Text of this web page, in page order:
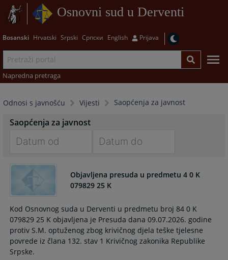
Osnovni sud u Derventi
Bosanski Hrvatski Srpski Српски English Prijava
Napredna pretraga
Odnosi s javnošću Vijesti Saopćenja za javnost
Saopćenja za javnost
forward
interact
the
calendar
and
select
forward
to
the
calendar
and
Objavljena presuda u predmetu 4 0 K
079829 25 K
Kod Osnovnog suda u Derventi u predmetu broj 84 0 K
079829 25 K objavljena je Presuda dana 09.07.2026. godine
protiv S.M. optuženog zbog krivičnog djela teške tjelesne
povrede iz člana 132. stav 1 Krivičnog zakonika Republike
Srpske.